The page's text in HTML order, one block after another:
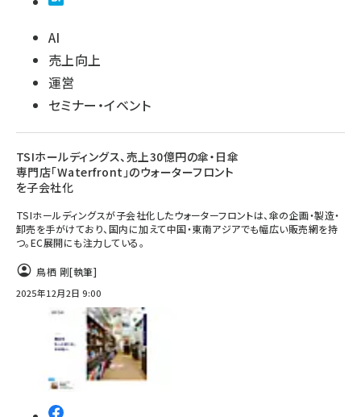
AI
売上向上
運営
セミナー・イベント
TSIホールディングス、売上30億円の傘・日傘
専門店「Waterfront」のウォーターフロント
を子会社化
TSIホールディングスが子会社化したウォーターフロントは、傘の企画・製造・
卸売を手がけており、国内に加えて中国・東南アジアでも幅広い販売網を持
つ。EC展開にも注力している。
鳥栖 剛[執筆]
2025年12月2日 9:00